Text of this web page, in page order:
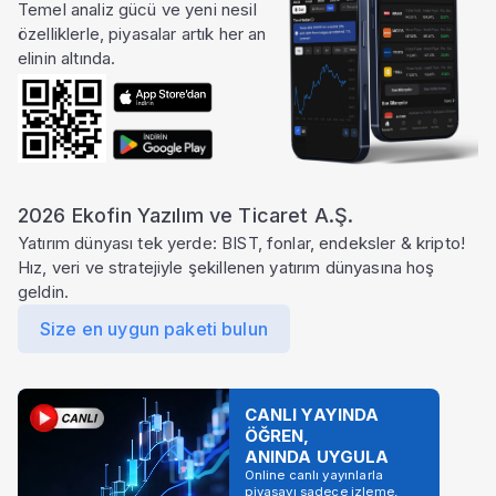
Temel analiz gücü ve yeni nesil
özelliklerle, piyasalar artık her an
elinin altında.
2026 Ekofin Yazılım ve Ticaret A.Ş.
Yatırım dünyası tek yerde: BIST, fonlar, endeksler & kripto!
Hız, veri ve stratejiyle şekillenen yatırım dünyasına hoş
geldin.
Size en uygun paketi bulun
CANLI YAYINDA
ÖĞREN,
ANINDA UYGULA
Online canlı yayınlarla
piyasayı sadece izleme,